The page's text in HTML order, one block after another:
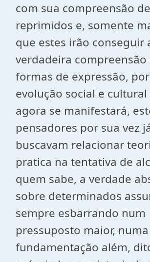
com sua compreensão
reprimidos e, somente
que estes irão conseguir
verdadeira compreensão
formas de expressão,
evolução social e cultural
agora se manifestará,
pensadores por sua vez
buscavam relacionar
pratica na tentativa de
quem sabe, a verdade
sobre determinados
sempre esbarrando num
pressuposto maior, numa
fundamentação além,